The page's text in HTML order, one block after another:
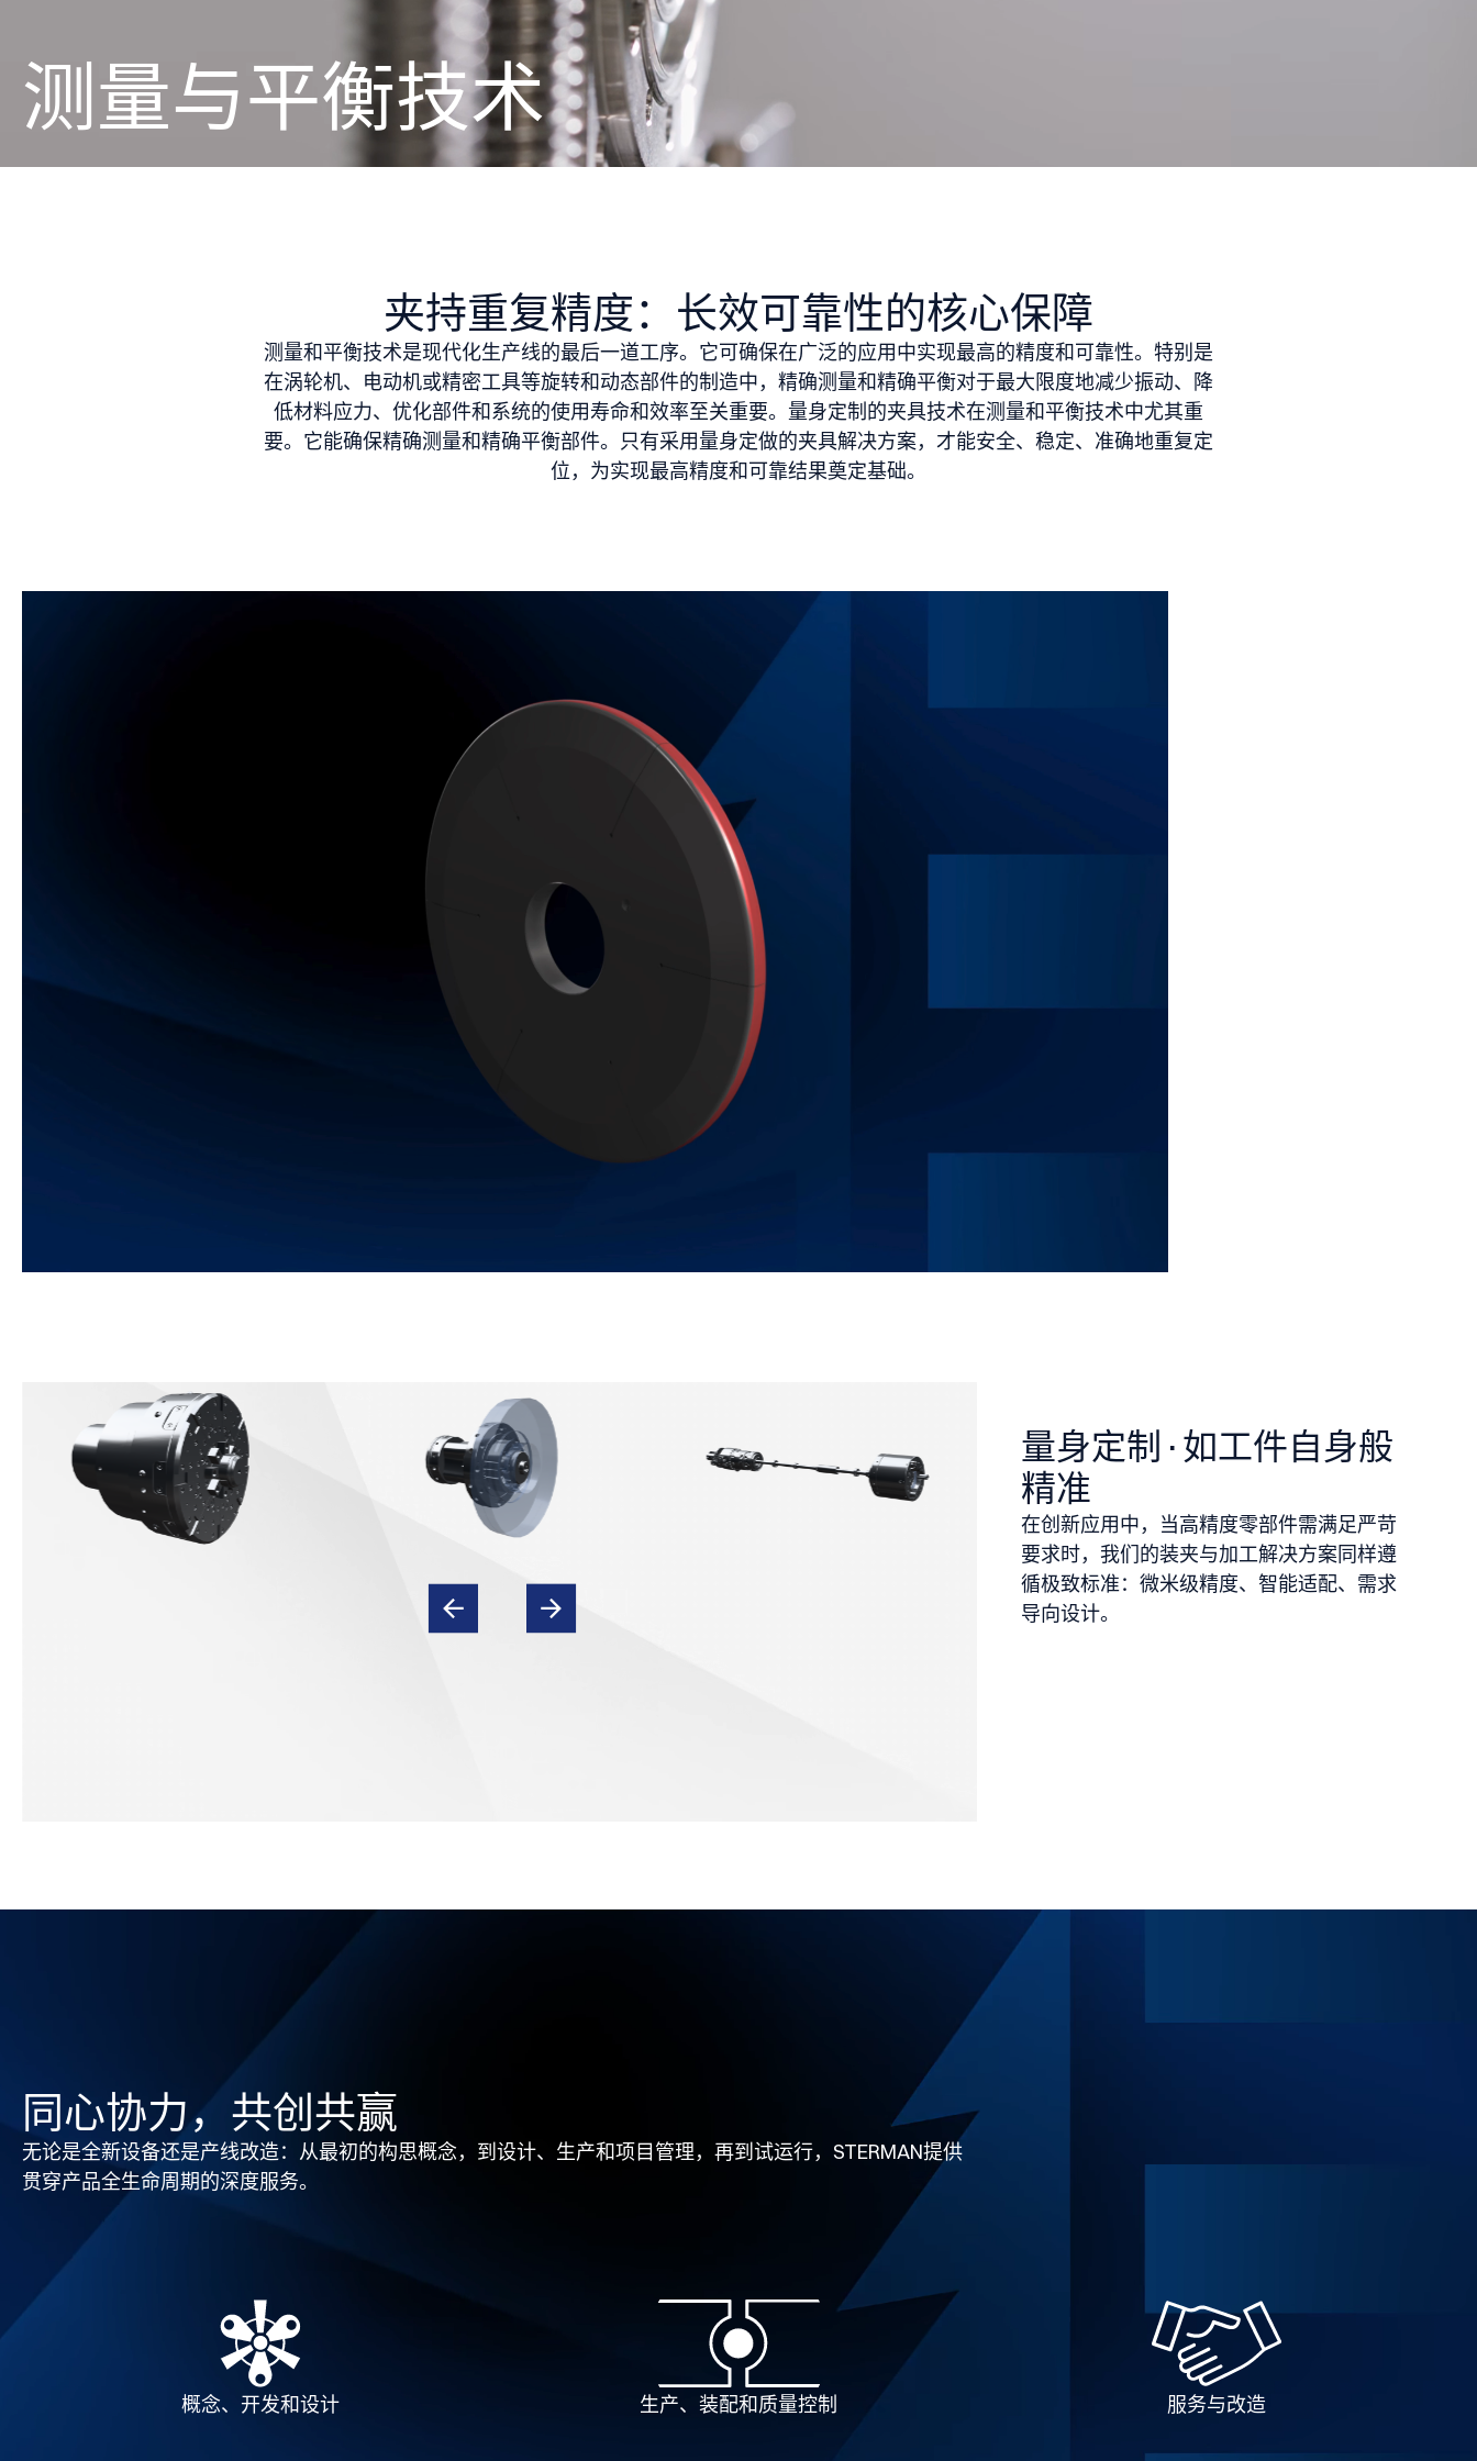
测量与平衡技术
夹持重复精度：长效可靠性的核心保障
测量和平衡技术是现代化生产线的最后一道工序。它可确保在广泛的应用中实现最高的精度和可靠性。特别是
在涡轮机、电动机或精密工具等旋转和动态部件的制造中，精确测量和精确平衡对于最大限度地减少振动、降
低材料应力、优化部件和系统的使用寿命和效率至关重要。量身定制的夹具技术在测量和平衡技术中尤其重
要。它能确保精确测量和精确平衡部件。只有采用量身定做的夹具解决方案，才能安全、稳定、准确地重复定
位，为实现最高精度和可靠结果奠定基础。
量身定制·如工件自身般
精准
在创新应用中，当高精度零部件需满足严苛
要求时，我们的装夹与加工解决方案同样遵
循极致标准：微米级精度、智能适配、需求
导向设计。
同心协力，共创共赢
无论是全新设备还是产线改造：从最初的构思概念，到设计、生产和项目管理，再到试运行，STERMAN提供
贯穿产品全生命周期的深度服务。
概念、开发和设计 生产、装配和质量控制 服务与改造